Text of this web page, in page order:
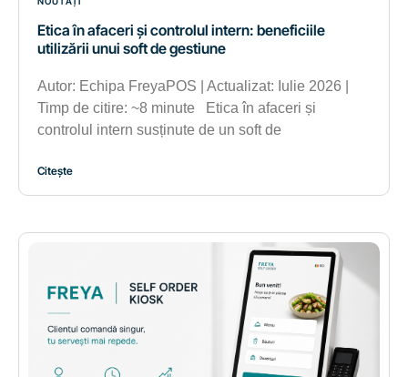
Etica în afaceri și controlul intern: beneficiile
utilizării unui soft de gestiune
Autor: Echipa FreyaPOS | Actualizat: Iulie 2026 |
Timp de citire: ~8 minute Etica în afaceri și
controlul intern susținute de un soft de
Citește